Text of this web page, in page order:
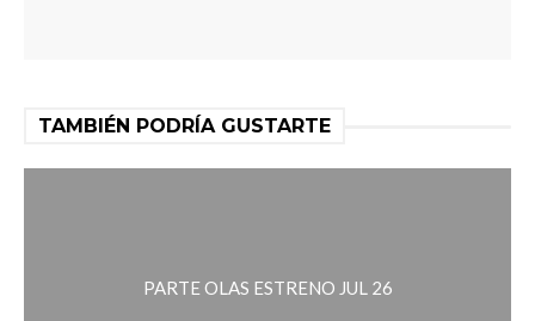
TAMBIÉN PODRÍA GUSTARTE
PARTE OLAS ESTRENO JUL 26